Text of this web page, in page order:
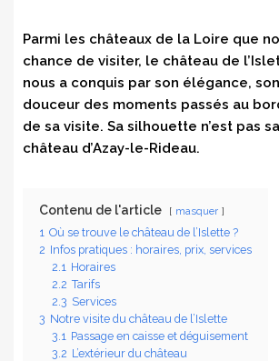
Parmi les châteaux de la Loire que
chance de visiter, le château de
nous a conquis par son élégance,
douceur des moments passés au
de sa visite. Sa silhouette n’est pas
château d’Azay-le-Rideau.
Contenu de l'article masquer
1 Où se trouve le château de l’Islette ?
2 Infos pratiques : horaires, prix, services
2.1 Horaires
2.2 Tarifs
2.3 Services
3 Notre visite du château de l’Islette
3.1 Passage en caisse et déguisement
3.2 L’extérieur du château